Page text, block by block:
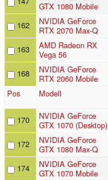
GTX 1080 Mobile
162
NVIDIA GeForce
RTX 2070 Max-Q
163
AMD Radeon RX
Vega 56
168
NVIDIA GeForce
RTX 2060 Mobile
Pos Modell
170
NVIDIA GeForce
GTX 1070 (Desktop)
172
NVIDIA GeForce
GTX 1080 Max-Q
174
NVIDIA GeForce
GTX 1070 Mobile